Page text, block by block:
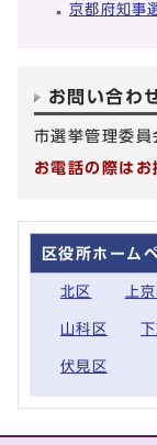
京都府知事
お問い合わ
市選挙管理委員
お電話の際は
区役所ホーム
北区 上
山科区
伏見区